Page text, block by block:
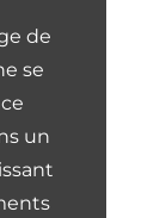
de
se
un